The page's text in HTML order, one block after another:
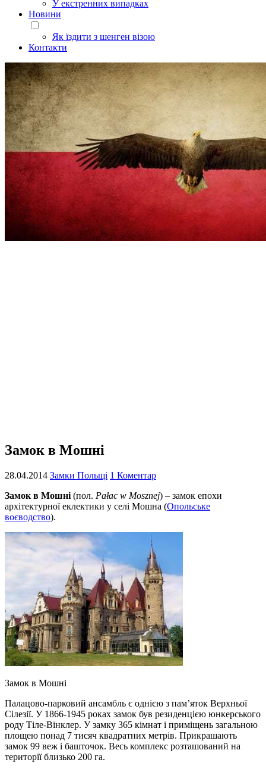
У екстренних випадках
Новини
Як їздити з шенген візою
Контакти
Замок в Мошні
28.04.2014 Замки Польщі 1 Коментар
Замок в Мошні (пол. Pałac w Mosznej) – замок епохи
архітектурної еклектики у селі Мошна (Опольське
воєводство).
Замок в Мошні
Палацово-парковий ансамбль є однією з пам’яток Верхньої
Сілезії. У 1866-1945 роках замок був резиденцією юнкерського
роду Тіле-Вінклер. У замку 365 кімнат і приміщень загальною
площею понад 7 тисяч квадратних метрів. Прикрашають
замок 99 веж і башточок. Весь комплекс розташований на
території близько 200 га.